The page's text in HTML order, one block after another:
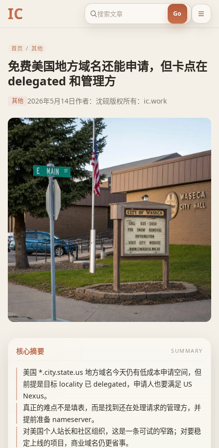
IC Go
首页 / 其他
免费美国地方域名还能申请，但卡点在
delegated 和管理方
其他 2026年5月14日作者：沈砚版权所有：ic.work
核心摘要 SUMMARY
美国 *.city.state.us 地方域名今天仍有低成本申请空间，但
前提是目标 locality 已 delegated，申请人也要满足 US
Nexus。
真正的难点不是填表，而是找到还在处理请求的管理方，并
提前准备 nameserver。
对美国个人站长和社区组织，这是一条可试的窄路；对要稳
定上线的项目，商业域名仍更省事。